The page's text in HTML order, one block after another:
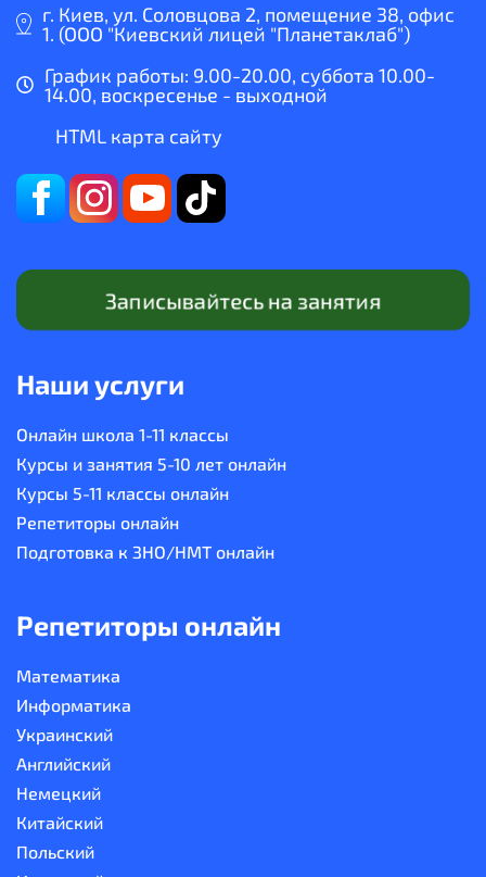
г. Киев, ул. Соловцова 2, помещение 38, офис
1. (ООО "Киевский лицей "Планетаклаб")
График работы: 9.00-20.00, суббота 10.00-
14.00, воскресенье - выходной
HTML карта сайту
Записывайтесь на занятия
Наши услуги
Онлайн школа 1-11 классы
Курсы и занятия 5-10 лет онлайн
Курсы 5-11 классы онлайн
Репетиторы онлайн
Подготовка к ЗНО/НМТ онлайн
Репетиторы онлайн
Математика
Информатика
Украинский
Английский
Немецкий
Китайский
Польский